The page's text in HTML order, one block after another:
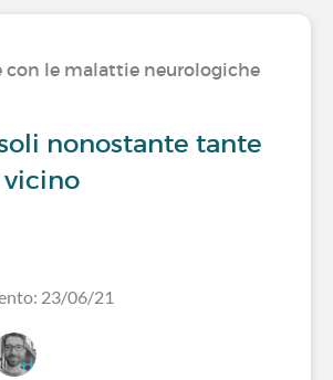
con le malattie neurologiche
nonostante tante
vicino
23/06/21